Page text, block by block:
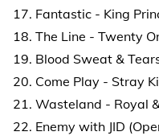
17. Fantastic - King
18. The Line - Twenty
19. Blood Sweat &
20. Come Play - Stray
21. Wasteland - Royal
22. Enemy with JID